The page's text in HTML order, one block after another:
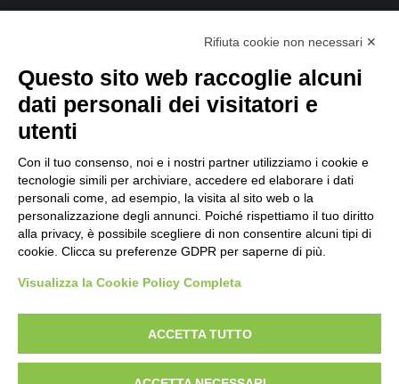
Politica anticorruzione
Certificazioni ISO
MOG D.Lgs. 231/2001
Politica per la parità di genere
Certificazione Parità di Genere
Privacy PoliceCookie policy
Rifiuta cookie non necessari ✕
Questo sito web raccoglie alcuni
dati personali dei visitatori e
utenti
Con il tuo consenso, noi e i nostri partner utilizziamo i cookie e
tecnologie simili per archiviare, accedere ed elaborare i dati
personali come, ad esempio, la visita al sito web o la
personalizzazione degli annunci. Poiché rispettiamo il tuo diritto
alla privacy, è possibile scegliere di non consentire alcuni tipi di
cookie. Clicca su preferenze GDPR per saperne di più.
Visualizza la Cookie Policy Completa
ACCETTA TUTTO